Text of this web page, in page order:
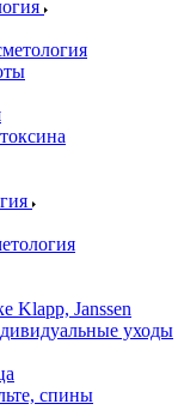
Klapp, Janssen
уходы
спины